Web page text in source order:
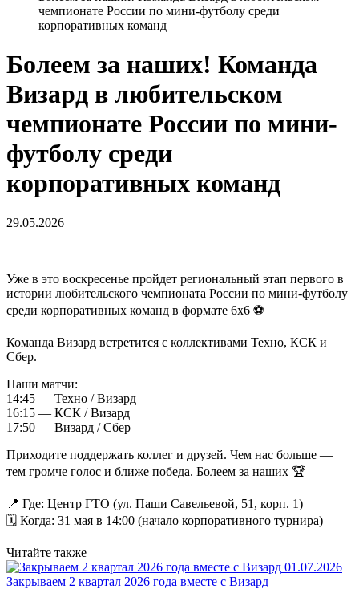
чемпионате России по мини-футболу среди
корпоративных команд
Болеем за наших! Команда
Визард в любительском
чемпионате России по мини-
футболу среди
корпоративных команд
29.05.2026
Уже в это воскресенье пройдет региональный этап первого в
истории любительского чемпионата России по мини-футболу
среди корпоративных команд в формате 6х6 ⚽
Команда Визард встретится с коллективами Техно, КСК и
Сбер.
Наши матчи:
14:45 — Техно / Визард
16:15 — КСК / Визард
17:50 — Визард / Сбер
Приходите поддержать коллег и друзей. Чем нас больше —
тем громче голос и ближе победа. Болеем за наших 🏆
📍 Где: Центр ГТО (ул. Паши Савельевой, 51, корп. 1)
🗓 Когда: 31 мая в 14:00 (начало корпоративного турнира)
Читайте также
01.07.2026
Закрываем 2 квартал 2026 года вместе с Визард